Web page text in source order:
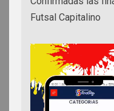
Futsal Capitalino